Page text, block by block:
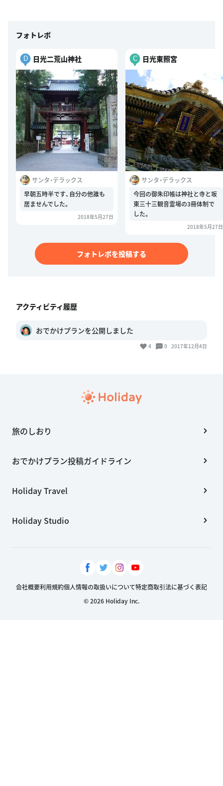
フォトレポ
D 日光二荒山神社
サンタ・デラックス
早朝五時半です、自分の他誰も
居ませんでした。
2018年5月27日
C 日光東照宮
サンタ・デラックス
今回の御朱印帳は神社と寺と坂
東三十三観音霊場の3冊体制で
した。
2018年5月27日
フォトレポを投稿する
アクティビティ履歴
おでかけプランを公開しました
4 0 2017年12月4日
旅のしおり
おでかけプラン投稿ガイドライン
Holiday Travel
Holiday Studio
会社概要利用規約個人情報の取扱いについて特定商取引法に基づく表記
© 2026 Holiday Inc.